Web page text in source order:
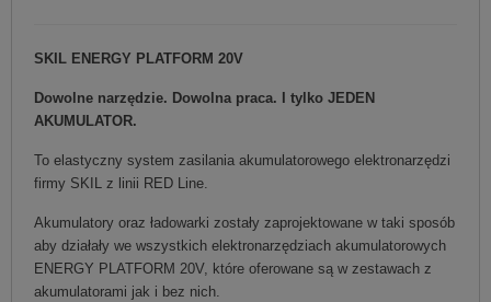
SKIL ENERGY PLATFORM 20V
Dowolne narzędzie. Dowolna praca. I tylko JEDEN
AKUMULATOR.
To elastyczny system zasilania akumulatorowego elektronarzędzi
firmy SKIL z linii RED Line.
Akumulatory oraz ładowarki zostały zaprojektowane w taki sposób
aby działały we wszystkich elektronarzędziach akumulatorowych
ENERGY PLATFORM 20V, które oferowane są w zestawach z
akumulatorami jak i bez nich.